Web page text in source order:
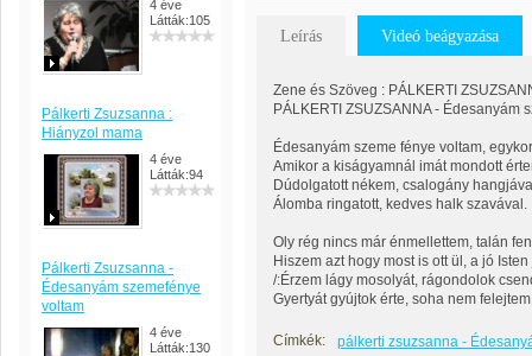
4 éve
Látták:105
Pálkerti Zsuzsanna :
Hiányzol mama
4 éve
Látták:94
Pálkerti Zsuzsanna -
Édesanyám szemefénye
voltam
4 éve
Látták:130
Leírás Videó beágyazása
Zene és Szöveg : PÁLKERTI
PÁLKERTI ZSUZSANNA - Édesanyám
Édesanyám szeme fénye voltam,
Amikor a kiságyamnál imát mondott
Dúdolgatott nékem, csalogány
Álomba ringatott, kedves halk szavával.
Oly rég nincs már énmellettem, talán
Hiszem azt hogy most is ott ül, a jó
/:Érzem lágy mosolyát, rágondolok
Gyertyát gyújtok érte, soha nem
Címkék:
pálkerti zsuzsanna -